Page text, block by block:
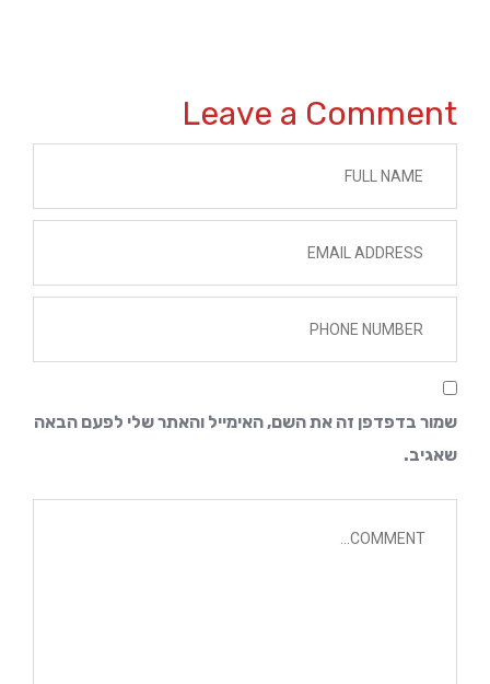
Leave a Comment
שמור בדפדפן זה את השם, האימייל והאתר שלי לפעם הבאה
שאגיב.